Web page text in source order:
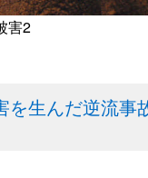
害2
を生んだ逆流事